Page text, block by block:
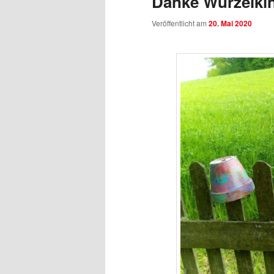
Veröffentlicht am 20. Mai 2020